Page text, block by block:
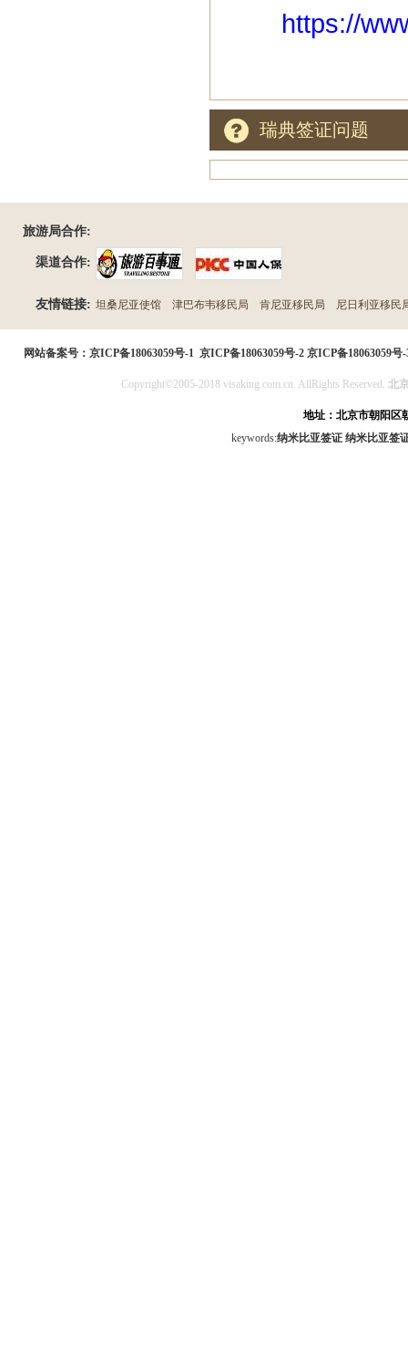
https://
瑞典签证问题
旅游局合作:
渠道合作:
友情链接: 坦桑尼亚使馆 津巴布韦移民局 肯尼亚移民局 尼日利亚移民
网站备案号： 京ICP备18063059号-1 京ICP备18063059号-2 京ICP备18063059号-
Copyright©2005-2018 visaking.com.cn. AllRights Reserved. 北
地址：北京市朝阳区
keywords:纳米比亚签证 纳米比亚签